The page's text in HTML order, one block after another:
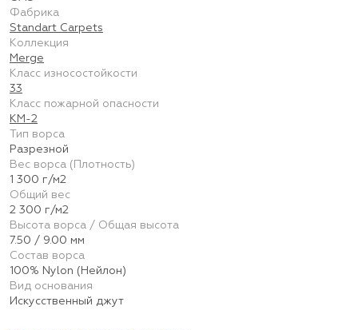
Фабрика
Standart Carpets
Коллекция
Merge
Класс износостойкости
33
Класс пожарной опасности
КМ-2
Тип ворса
Разрезной
Вес ворса (Плотность)
1 300 г/м2
Общий вес
2 300 г/м2
Высота ворса / Общая высота
7.50 / 9.00 мм
Состав ворса
100% Nylon (Нейлон)
Вид основания
Искусственный джут